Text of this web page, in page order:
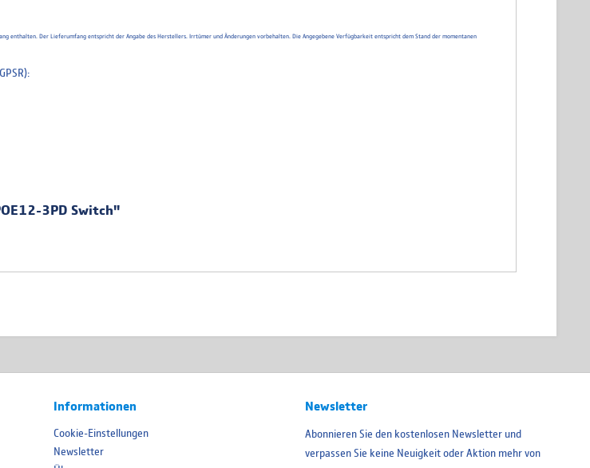
enthalten. Der Lieferumfang entspricht der Angabe des Herstellers. Irrtümer und Änderungen vorbehalten. Die Angegebene Verfügbarkeit entspricht dem Stand der momentanen
3PD Switch"
Informationen
Cookie-Einstellungen
Newsletter
Newsletter
Abonnieren Sie den kostenlosen Newsletter und
verpassen Sie keine Neuigkeit oder Aktion mehr von